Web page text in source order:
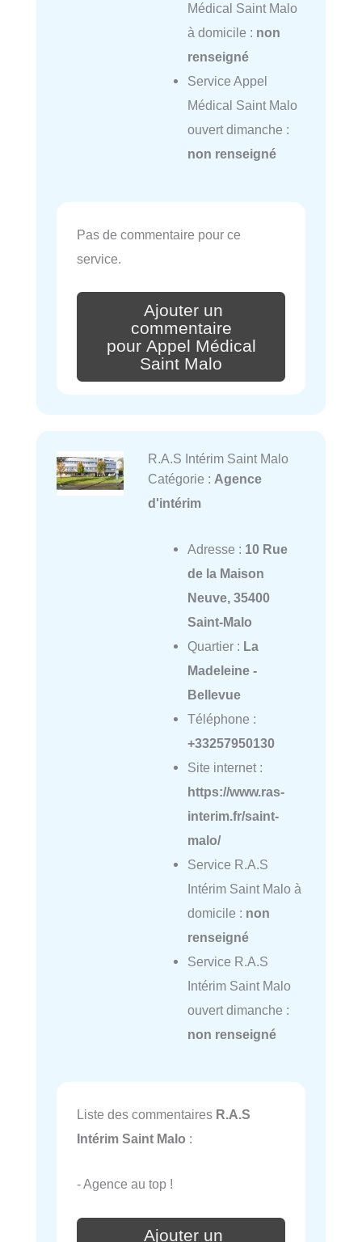
Médical Saint Malo
à domicile : non
renseigné
Service Appel
Médical Saint Malo
ouvert dimanche :
non renseigné
Pas de commentaire pour ce
service.
Ajouter un
commentaire
pour Appel Médical
Saint Malo
R.A.S Intérim Saint Malo
Catégorie : Agence
d'intérim
Adresse : 10 Rue
de la Maison
Neuve, 35400
Saint-Malo
Quartier : La
Madeleine -
Bellevue
Téléphone :
+33257950130
Site internet :
https://www.ras-
interim.fr/saint-
malo/
Service R.A.S
Intérim Saint Malo à
domicile : non
renseigné
Service R.A.S
Intérim Saint Malo
ouvert dimanche :
non renseigné
Liste des commentaires R.A.S
Intérim Saint Malo :
- Agence au top !
Ajouter un